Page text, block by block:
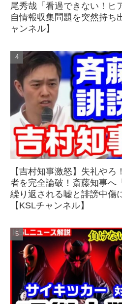
尾秀哉「看過できない！ヒ
自情報収集問題を突然持ち
ャンネル】
【吉村知事激怒】失礼や
者を完全論破！斎藤知事へ
繰り返される嘘と誹謗中傷
【KSLチャンネル】